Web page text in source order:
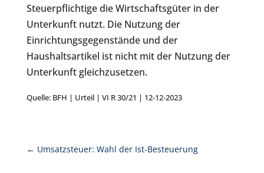
Steuerpflichtige die Wirtschaftsgüter in der
Unterkunft nutzt. Die Nutzung der
Einrichtungsgegenstände und der
Haushaltsartikel ist nicht mit der Nutzung der
Unterkunft gleichzusetzen.
Quelle: BFH | Urteil | VI R 30/21 | 12-12-2023
← Umsatzsteuer: Wahl der Ist-Besteuerung